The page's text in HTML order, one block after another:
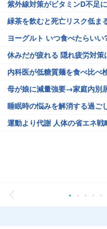
紫外線対策がビタミンD不足に
緑茶を飲むと死亡リスク低ま
ヨーグルト いつ食べたらいい
休みだが疲れる 隠れ疲労対策
内科医が低糖質麺を食べ比べ
母が娘に減量強要→家庭内別
睡眠時の悩みを解消する過ご
運動より代謝 人体の省エネ戦